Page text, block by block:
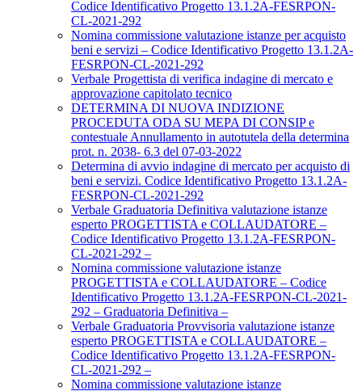
Codice Identificativo Progetto 13.1.2A-FESRPON-
CL-2021-292
Nomina commissione valutazione istanze per acquisto
beni e servizi – Codice Identificativo Progetto 13.1.2A-
FESRPON-CL-2021-292
Verbale Progettista di verifica indagine di mercato e
approvazione capitolato tecnico
DETERMINA DI NUOVA INDIZIONE
PROCEDUTA ODA SU MEPA DI CONSIP e
contestuale Annullamento in autotutela della determina
prot. n. 2038- 6.3 del 07-03-2022
Determina di avvio indagine di mercato per acquisto di
beni e servizi. Codice Identificativo Progetto 13.1.2A-
FESRPON-CL-2021-292
Verbale Graduatoria Definitiva valutazione istanze
esperto PROGETTISTA e COLLAUDATORE –
Codice Identificativo Progetto 13.1.2A-FESRPON-
CL-2021-292 –
Nomina commissione valutazione istanze
PROGETTISTA e COLLAUDATORE – Codice
Identificativo Progetto 13.1.2A-FESRPON-CL-2021-
292 – Graduatoria Definitiva –
Verbale Graduatoria Provvisoria valutazione istanze
esperto PROGETTISTA e COLLAUDATORE –
Codice Identificativo Progetto 13.1.2A-FESRPON-
CL-2021-292 –
Nomina commissione valutazione istanze